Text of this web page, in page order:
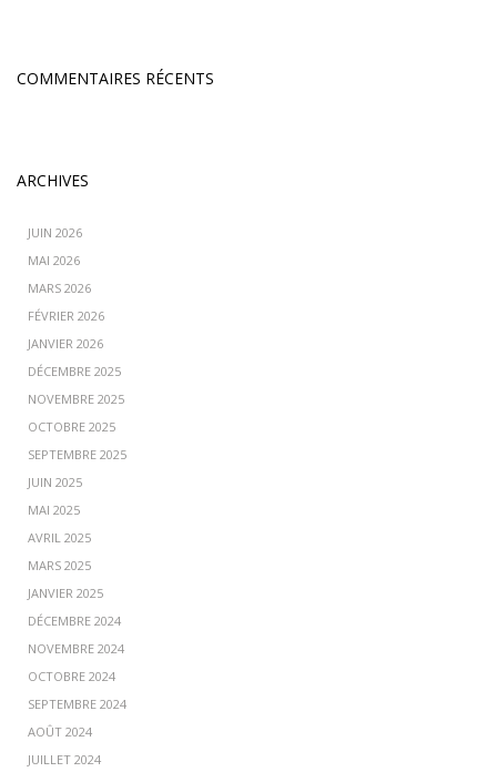
COMMENTAIRES RÉCENTS
ARCHIVES
JUIN 2026
MAI 2026
MARS 2026
FÉVRIER 2026
JANVIER 2026
DÉCEMBRE 2025
NOVEMBRE 2025
OCTOBRE 2025
SEPTEMBRE 2025
JUIN 2025
MAI 2025
AVRIL 2025
MARS 2025
JANVIER 2025
DÉCEMBRE 2024
NOVEMBRE 2024
OCTOBRE 2024
SEPTEMBRE 2024
AOÛT 2024
JUILLET 2024